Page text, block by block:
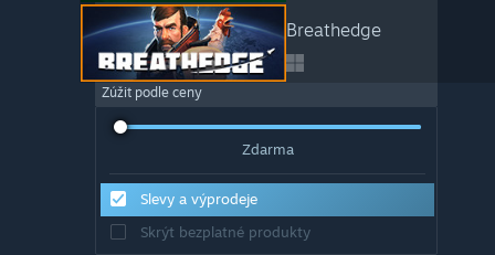
Breathedge
Zúžit podle ceny
Zdarma
Slevy a výprodeje
Skrýt bezplatné produkty